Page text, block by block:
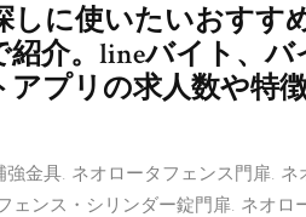
しに使いたいおすす
紹介。lineバイト、
プリの求人数や特
金具. ネオロータフェンス門扉.
ェンス・シリンダー錠門扉. ネオ